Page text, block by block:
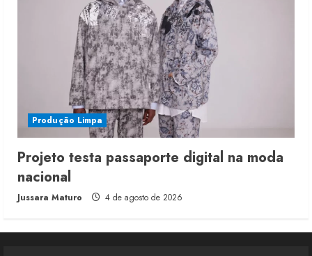
Produção Limpa
Projeto testa passaporte digital na moda
nacional
Jussara Maturo 4 de agosto de 2026